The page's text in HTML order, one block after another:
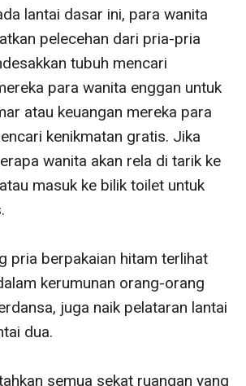
lantai dasar ini, para wanita
pelecehan dari pria-pria
tubuh mencari
para wanita enggan untuk
atau keuangan mereka para
kenikmatan gratis. Jika
wanita akan rela di tarik ke
masuk ke bilik toilet untuk
pria berpakaian hitam terlihat
kerumunan orang-orang
juga naik pelataran lantai
dua.
semua sekat ruangan yang